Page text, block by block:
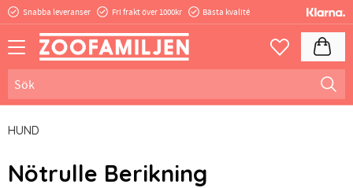
Snabba leveranser Fri frakt över 1000kr Bästa kvalité
Favoriter
HUND
Nötrulle Berikning